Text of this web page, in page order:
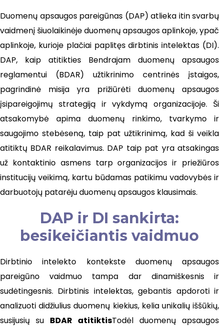
Duomenų apsaugos pareigūnas (DAP) atlieka itin svarbų
vaidmenį šiuolaikinėje duomenų apsaugos aplinkoje, ypač
aplinkoje, kurioje plačiai paplitęs dirbtinis intelektas (DI).
DAP, kaip atitikties Bendrajam duomenų apsaugos
reglamentui (BDAR) užtikrinimo centrinės įstaigos,
pagrindinė misija yra prižiūrėti duomenų apsaugos
įsipareigojimų strategiją ir vykdymą organizacijoje. Ši
atsakomybė apima duomenų rinkimo, tvarkymo ir
saugojimo stebėseną, taip pat užtikrinimą, kad ši veikla
atitiktų BDAR reikalavimus. DAP taip pat yra atsakingas
už kontaktinio asmens tarp organizacijos ir priežiūros
institucijų veikimą, kartu būdamas patikimu vadovybės ir
darbuotojų patarėju duomenų apsaugos klausimais.
DAP ir DI sankirta:
besikeičiantis vaidmuo
Dirbtinio intelekto kontekste duomenų apsaugos
pareigūno vaidmuo tampa dar dinamiškesnis ir
sudėtingesnis. Dirbtinis intelektas, gebantis apdoroti ir
analizuoti didžiulius duomenų kiekius, kelia unikalių iššūkių,
susijusių su BDAR atitiktisTodėl duomenų apsaugos